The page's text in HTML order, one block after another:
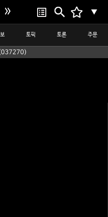
▼
토픽 토론 주문